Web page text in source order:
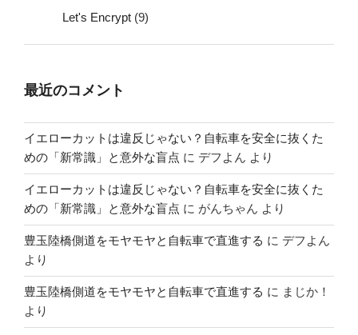
Let's Encrypt (9)
最近のコメント
イエローカットは違反じゃない？自転車を安全に抜くた
めの「新常識」と意外な盲点 に デフよん より
イエローカットは違反じゃない？自転車を安全に抜くた
めの「新常識」と意外な盲点 に がんちゃん より
豊玉陸橋側道をモヤモヤと自転車で直進する に デフよん
より
豊玉陸橋側道をモヤモヤと自転車で直進する に まじか！
より